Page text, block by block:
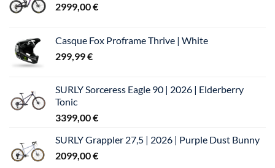
2999,00€
Casque Fox Proframe Thrive | White
299,99€
SURLY Sorceress Eagle 90 | 2026 | Elderberry
Tonic
3399,00€
SURLY Grappler 27,5 | 2026 | Purple Dust Bunny
2099,00€